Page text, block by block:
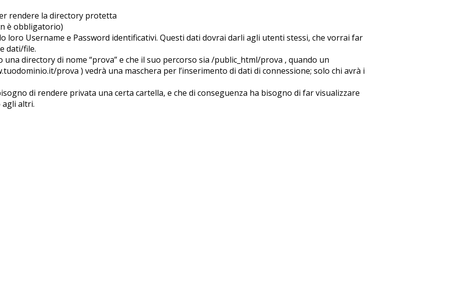
rendere la directory protetta
è obbligatorio)
loro Username e Password identificativi. Questi dati dovrai darli agli utenti stessi, che vorrai far
dati/file.
directory di nome “prova” e che il suo percorso sia /public_html/prova , quando un
prova ) vedrà una maschera per l’inserimento di dati di connessione; solo chi avrà i
di rendere privata una certa cartella, e che di conseguenza ha bisogno di far visualizzare
altri.